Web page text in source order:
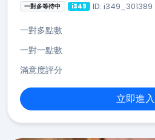
一對多等待中 i349 ID: i349_301389
一對多點數
一對一點數
滿意度評分
立即進入